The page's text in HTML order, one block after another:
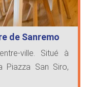
de Sanremo
ville. Situé à
Piazza San Siro,